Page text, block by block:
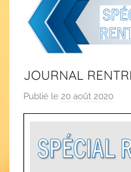
JOURNAL
Publié le 20 août 2020
a
A